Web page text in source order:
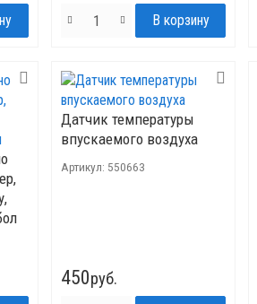
Датчик температуры
впускаемого воздуха
Артикул: 550663
450руб.